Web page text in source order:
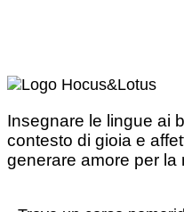
Insegnare le lingue ai
contesto di gioia e
generare amore per la